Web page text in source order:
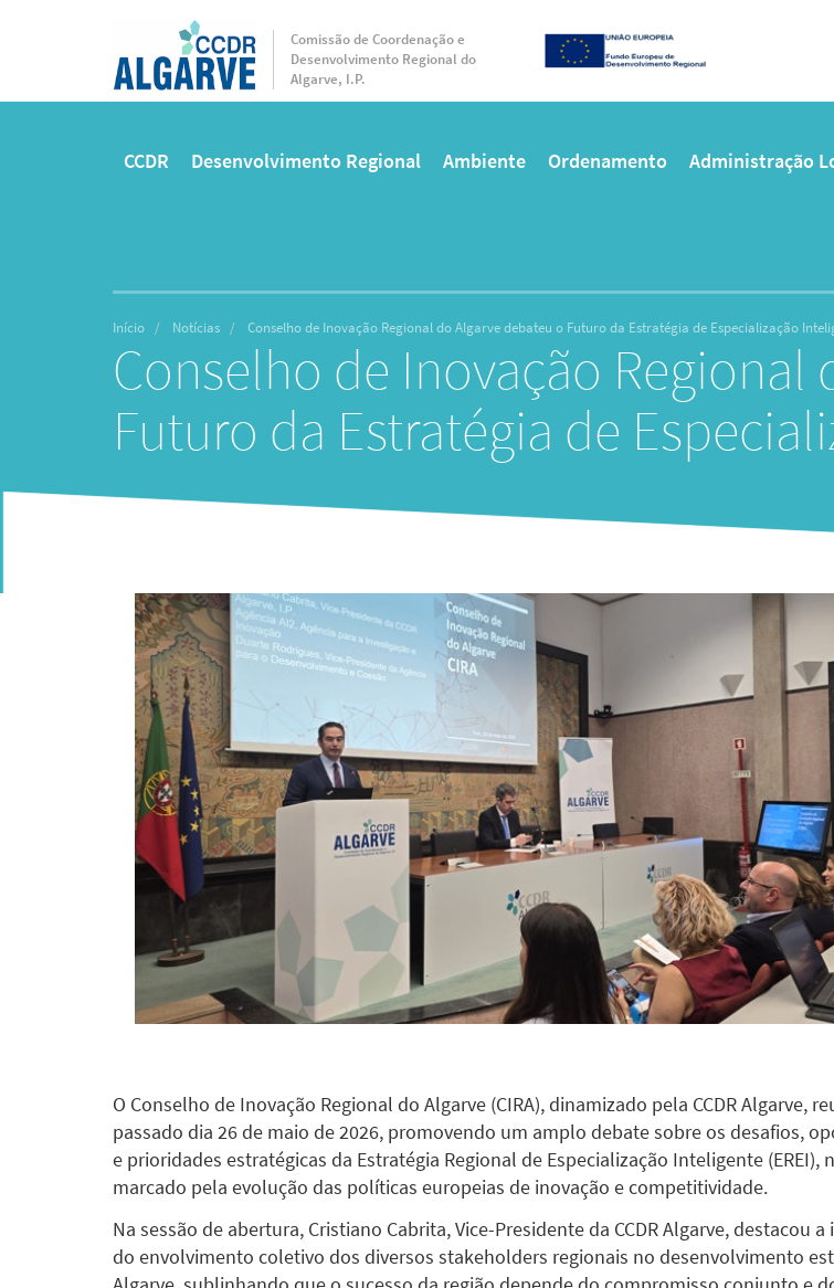
conteúdo
Comissão de Coordenação e
Desenvolvimento Regional do
Algarve, I.P.
CCDR Desenvolvimento Regional Ambiente Ordenamento Administração
Início Notícias Conselho de Inovação Regional do Algarve debateu o Futuro da Estratégia de Especialização
Conselho de Inovação Regional
Futuro da Estratégia de
O Conselho de Inovação Regional do Algarve (CIRA), dinamizado pela CCDR Algarve,
passado dia 26 de maio de 2026, promovendo um amplo debate sobre os desafios,
e prioridades estratégicas da Estratégia Regional de Especialização Inteligente (EREI),
marcado pela evolução das políticas europeias de inovação e competitividade.
Na sessão de abertura, Cristiano Cabrita, Vice-Presidente da CCDR Algarve, destacou
do envolvimento coletivo dos diversos stakeholders regionais no desenvolvimento